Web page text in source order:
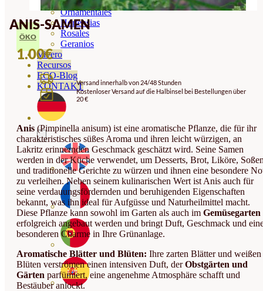
Ornamentales
Hortensias
Rosales
Geranios
Vivero
Recursos
ECO-Blog
KONTAKT
ANIS-SAMEN
ÖKO
1.00€
Versand innerhalb von 24/48 Stunden
Kostenloser Versand auf die Halbinsel bei Bestellungen über
20 €
Anis (Pimpinella anisum) ist eine aromatische Pflanze, die für ihr
charakteristisches süßes Aroma und ihren leicht würzigen, an
Lakritz erinnernden Geschmack geschätzt wird. Seine Samen
werden in der Küche verwendet, um Desserts, Brot, Liköre,
und traditionelle Gerichte zu würzen und ihnen eine besondere
zu verleihen. Neben seinem kulinarischen Wert ist Anis auch für
seine verdauungsfördernden und beruhigenden Eigenschaften
bekannt, was ihn ideal für Aufgüsse und Naturheilmittel macht.
Diese Pflanze kann sowohl im Garten als auch im Gemüsegarten
erfolgreich angebaut werden und bringt Duft, Geschmack und
besonderen Charme in Ihre Grünanlage.
Aromatische Blätter und Blüten: Ihre zarten Blätter und weißen
Blüten verströmen einen intensiven Duft, derObstgärten und
Gärten parfümiert, eine angenehme Atmosphäre schafft und
Bestäuber anlockt.